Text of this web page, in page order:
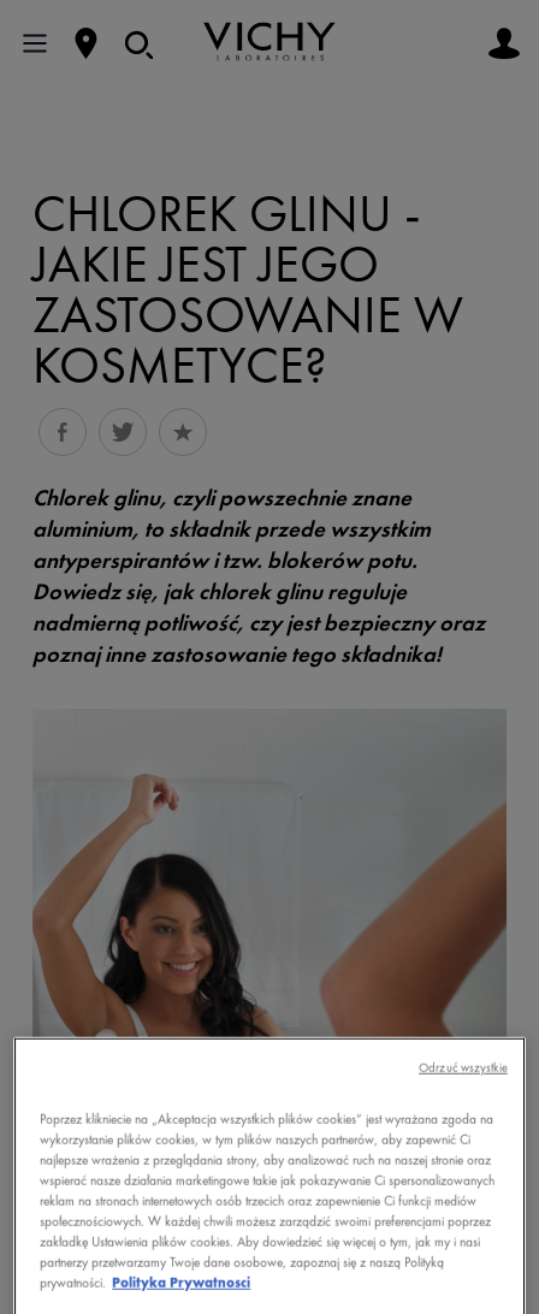
CHLOREK GLINU -
JAKIE JEST JEGO
ZASTOSOWANIE W
KOSMETYCE?
Chlorek glinu, czyli powszechnie znane
aluminium, to składnik przede wszystkim
antyperspirantów i tzw. blokerów potu.
Dowiedz się, jak chlorek glinu reguluje
nadmierną potliwość, czy jest bezpieczny oraz
poznaj inne zastosowanie tego składnika!
Poprzez klikniecie na „Akceptacja wszystkich plików cookies” jest wyrażana zgoda na
wykorzystanie plików cookies, w tym plików naszych partnerów, aby zapewnić Ci
najlepsze wrażenia z przeglądania strony, aby analizować ruch na naszej stronie oraz
wspierać nasze działania marketingowe takie jak pokazywanie Ci spersonalizowanych
reklam na stronach internetowych osób trzecich oraz zapewnienie Ci funkcji mediów
społecznościowych. W każdej chwili możesz zarządzić swoimi preferencjami poprzez
zakładkę Ustawienia plików cookies. Aby dowiedzieć się więcej o tym, jak my i nasi
partnerzy przetwarzamy Twoje dane osobowe, zapoznaj się z naszą Polityką
prywatności. Polityka Prywatnosci
Odrzuć wszystkie